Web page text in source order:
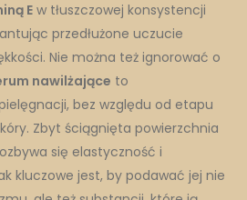
E w tłuszczowej konsystencji
przedłużone uczucie
Nie można też ignorować o
nawilżające to
bez względu od etapu
Zbyt ściągnięta powierzchnia
się elastyczność i
kluczowe jest, by podawać jej nie